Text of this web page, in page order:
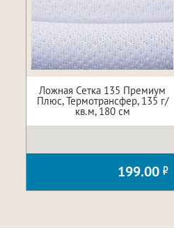
Ложная Сетка 135 Премиум
Плюс, Термотрансфер, 135 г/
кв.м, 180 см
199.00